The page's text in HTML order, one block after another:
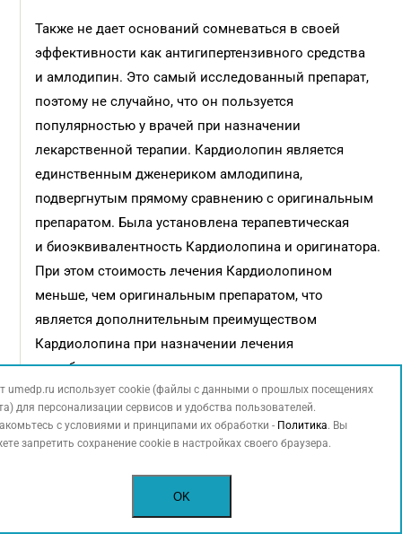
Также не дает оснований сомневаться в своей
эффективности как антигипертензивного средства
и амлодипин. Это самый исследованный препарат,
поэтому не случайно, что он пользуется
популярностью у врачей при назначении
лекарственной терапии. Кардиолопин является
единственным дженериком амлодипина,
подвергнутым прямому сравнению с оригинальным
препаратом. Была установлена терапевтическая
и биоэквивалентность Кардиолопина и оригинатора.
При этом стоимость лечения Кардиолопином
меньше, чем оригинальным препаратом, что
является дополнительным преимуществом
Кардиолопина при назначении лечения
малобюджетным пациентам.
По мнению шведских ученых, не следует назначать
пожилым пациентам β-блокато­ры при отсутствии
дополнительных показаний. Руководствуясь личным
опытом и опытом своих коллег, могу сказать, что
среди наших пожилых пациентов мало больных без
umedp.ru использует cookie (файлы с данными о прошлых посещениях
для персонализации сервисов и удобства пользователей.
с условиями и принципами их обработки - Политика. Вы
запретить сохранение cookie в настройках своего браузера.
OK